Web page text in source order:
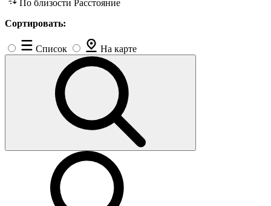
По близости Расстояние
Сортировать:
Список На карте